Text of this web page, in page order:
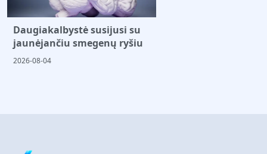
Daugiakalbystė susijusi su
jaunėjančiu smegenų ryšiu
2026-08-04